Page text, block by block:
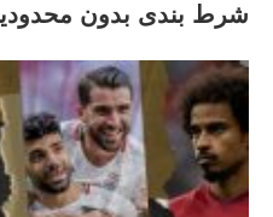
شرط بندی بدون